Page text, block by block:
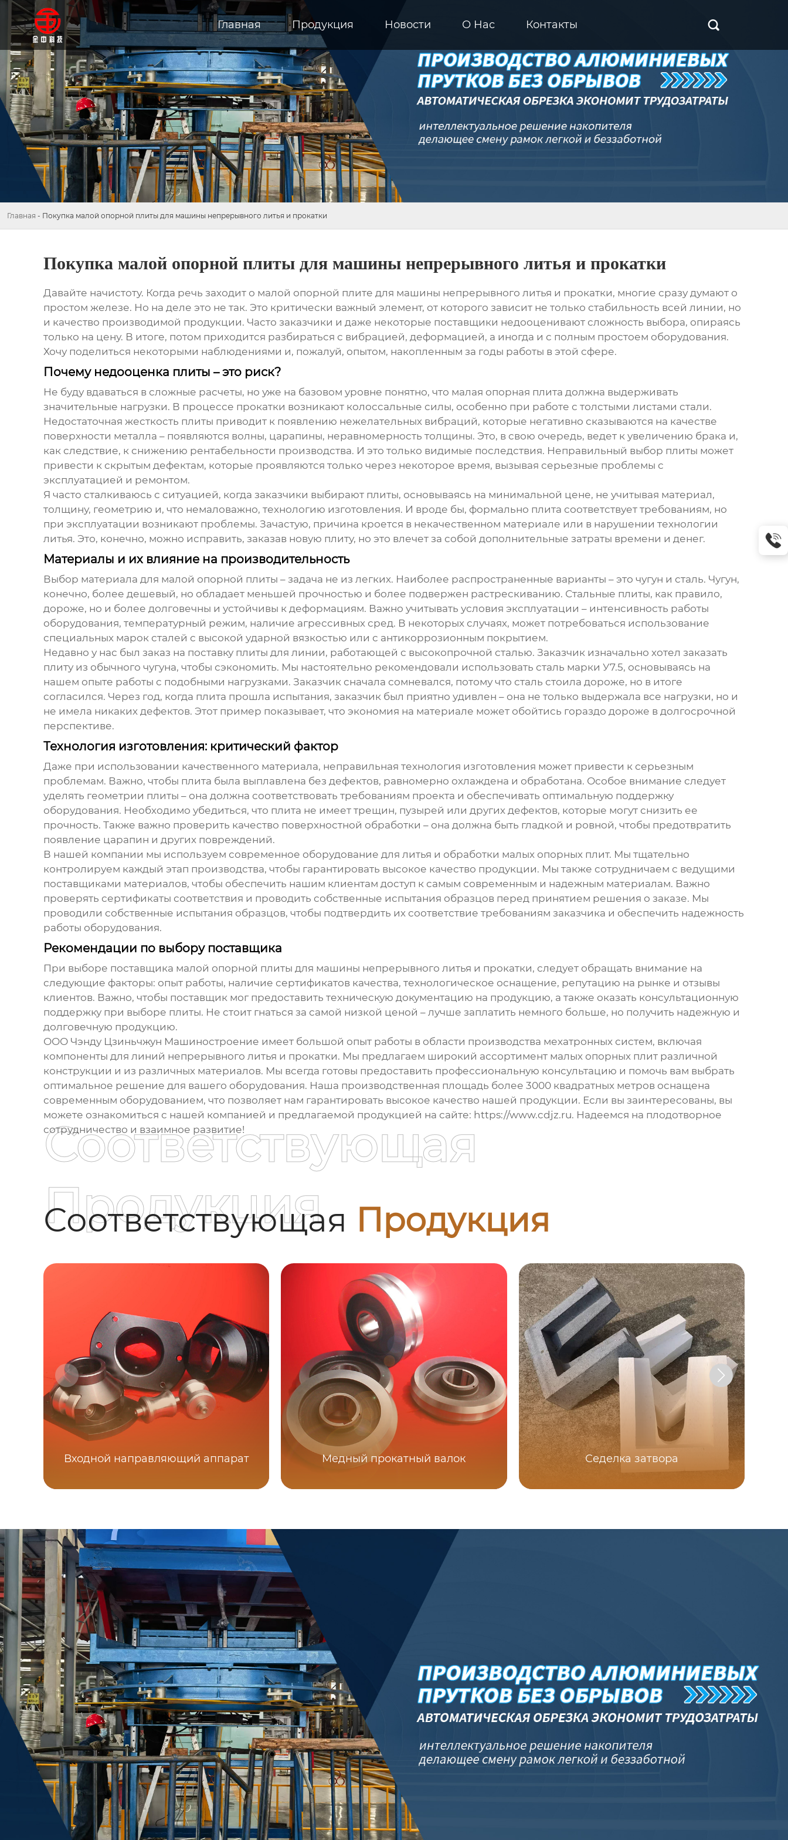
Главная Продукция Новости О Hас Контакты 
Главная - Покупка малой опорной плиты для машины непрерывного литья и прокатки
Покупка малой опорной плиты для машины непрерывного литья и прокатки
Давайте начистоту. Когда речь заходит о малой опорной плите для машины непрерывного литья и прокатки, многие сразу думают о
простом железе. Но на деле это не так. Это критически важный элемент, от которого зависит не только стабильность всей линии, но
и качество производимой продукции. Часто заказчики и даже некоторые поставщики недооценивают сложность выбора, опираясь
только на цену. В итоге, потом приходится разбираться с вибрацией, деформацией, а иногда и с полным простоем оборудования.
Хочу поделиться некоторыми наблюдениями и, пожалуй, опытом, накопленным за годы работы в этой сфере.
Почему недооценка плиты – это риск?
Не буду вдаваться в сложные расчеты, но уже на базовом уровне понятно, что малая опорная плита должна выдерживать
значительные нагрузки. В процессе прокатки возникают колоссальные силы, особенно при работе с толстыми листами стали.
Недостаточная жесткость плиты приводит к появлению нежелательных вибраций, которые негативно сказываются на качестве
поверхности металла – появляются волны, царапины, неравномерность толщины. Это, в свою очередь, ведет к увеличению брака и,
как следствие, к снижению рентабельности производства. И это только видимые последствия. Неправильный выбор плиты может
привести к скрытым дефектам, которые проявляются только через некоторое время, вызывая серьезные проблемы с
эксплуатацией и ремонтом.
Я часто сталкиваюсь с ситуацией, когда заказчики выбирают плиты, основываясь на минимальной цене, не учитывая материал,
толщину, геометрию и, что немаловажно, технологию изготовления. И вроде бы, формально плита соответствует требованиям, но
при эксплуатации возникают проблемы. Зачастую, причина кроется в некачественном материале или в нарушении технологии
литья. Это, конечно, можно исправить, заказав новую плиту, но это влечет за собой дополнительные затраты времени и денег.
Материалы и их влияние на производительность
Выбор материала для малой опорной плиты – задача не из легких. Наиболее распространенные варианты – это чугун и сталь. Чугун,
конечно, более дешевый, но обладает меньшей прочностью и более подвержен растрескиванию. Стальные плиты, как правило,
дороже, но и более долговечны и устойчивы к деформациям. Важно учитывать условия эксплуатации – интенсивность работы
оборудования, температурный режим, наличие агрессивных сред. В некоторых случаях, может потребоваться использование
специальных марок сталей с высокой ударной вязкостью или с антикоррозионным покрытием.
Недавно у нас был заказ на поставку плиты для линии, работающей с высокопрочной сталью. Заказчик изначально хотел заказать
плиту из обычного чугуна, чтобы сэкономить. Мы настоятельно рекомендовали использовать сталь марки У7.5, основываясь на
нашем опыте работы с подобными нагрузками. Заказчик сначала сомневался, потому что сталь стоила дороже, но в итоге
согласился. Через год, когда плита прошла испытания, заказчик был приятно удивлен – она не только выдержала все нагрузки, но и
не имела никаких дефектов. Этот пример показывает, что экономия на материале может обойтись гораздо дороже в долгосрочной
перспективе.
Технология изготовления: критический фактор
Даже при использовании качественного материала, неправильная технология изготовления может привести к серьезным
проблемам. Важно, чтобы плита была выплавлена без дефектов, равномерно охлаждена и обработана. Особое внимание следует
уделять геометрии плиты – она должна соответствовать требованиям проекта и обеспечивать оптимальную поддержку
оборудования. Необходимо убедиться, что плита не имеет трещин, пузырей или других дефектов, которые могут снизить ее
прочность. Также важно проверить качество поверхностной обработки – она должна быть гладкой и ровной, чтобы предотвратить
появление царапин и других повреждений.
В нашей компании мы используем современное оборудование для литья и обработки малых опорных плит. Мы тщательно
контролируем каждый этап производства, чтобы гарантировать высокое качество продукции. Мы также сотрудничаем с ведущими
поставщиками материалов, чтобы обеспечить нашим клиентам доступ к самым современным и надежным материалам. Важно
проверять сертификаты соответствия и проводить собственные испытания образцов перед принятием решения о заказе. Мы
проводили собственные испытания образцов, чтобы подтвердить их соответствие требованиям заказчика и обеспечить надежность
работы оборудования.
Рекомендации по выбору поставщика
При выборе поставщика малой опорной плиты для машины непрерывного литья и прокатки, следует обращать внимание на
следующие факторы: опыт работы, наличие сертификатов качества, технологическое оснащение, репутацию на рынке и отзывы
клиентов. Важно, чтобы поставщик мог предоставить техническую документацию на продукцию, а также оказать консультационную
поддержку при выборе плиты. Не стоит гнаться за самой низкой ценой – лучше заплатить немного больше, но получить надежную и
долговечную продукцию.
ООО Чэнду Цзиньчжун Машиностроение имеет большой опыт работы в области производства мехатронных систем, включая
компоненты для линий непрерывного литья и прокатки. Мы предлагаем широкий ассортимент малых опорных плитразличной
конструкции и из различных материалов. Мы всегда готовы предоставить профессиональную консультацию и помочь вам выбрать
оптимальное решение для вашего оборудования. Наша производственная площадь более 3000 квадратных метров оснащена
современным оборудованием, что позволяет нам гарантировать высокое качество нашей продукции. Если вы заинтересованы, вы
можете ознакомиться с нашей компанией и предлагаемой продукцией на сайте: https://www.cdjz.ru. Надеемся на плодотворное
сотрудничество и взаимное развитие!
Соответствующая Продукция
Соответствующая
Продукция
Входной направляющий аппарат Медный прокатный валок Седелка затвора